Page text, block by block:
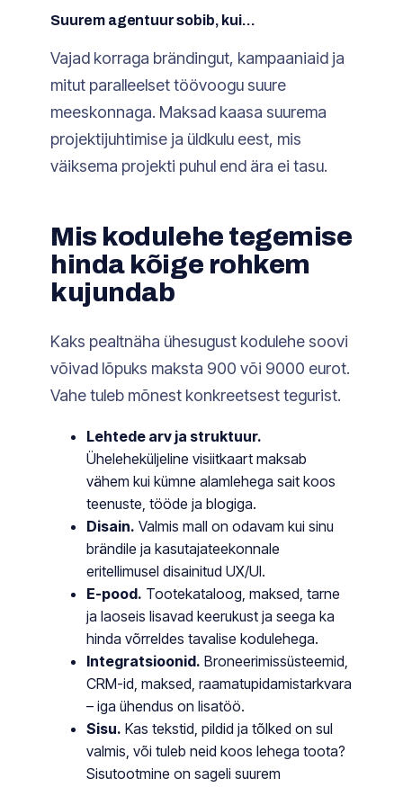
Suurem agentuur sobib, kui…
Vajad korraga brändingut, kampaaniaid ja
mitut paralleelset töövoogu suure
meeskonnaga. Maksad kaasa suurema
projektijuhtimise ja üldkulu eest, mis
väiksema projekti puhul end ära ei tasu.
Mis kodulehe tegemise
hinda kõige rohkem
kujundab
Kaks pealtnäha ühesugust kodulehe soovi
võivad lõpuks maksta 900 või 9000 eurot.
Vahe tuleb mõnest konkreetsest tegurist.
Lehtede arv ja struktuur.
Üheleheküljeline visiitkaart maksab
vähem kui kümne alamlehega sait koos
teenuste, tööde ja blogiga.
Disain. Valmis mall on odavam kui sinu
brändile ja kasutajateekonnale
eritellimusel disainitud UX/UI.
E-pood. Tootekataloog, maksed, tarne
ja laoseis lisavad keerukust ja seega ka
hinda võrreldes tavalise kodulehega.
Integratsioonid. Broneerimissüsteemid,
CRM-id, maksed, raamatupidamistarkvara
– iga ühendus on lisatöö.
Sisu. Kas tekstid, pildid ja tõlked on sul
valmis, või tuleb neid koos lehega toota?
Sisutootmine on sageli suurem